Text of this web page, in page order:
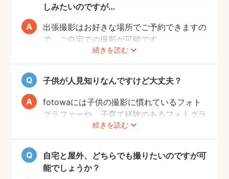
しみたいのですが…
続きを読む
出張撮影はお好きな場所でご予約できますの
で、ご自宅での撮影が可能です。
ご家族みなさんが撮りやすい場所をご指定い
ただければと思います。
子供が人見知りなんですけど大丈夫？
続きを読む
fotowaには子供の撮影に慣れているフォト
グラファーや、子育て経験のあるフォトグラ
ファーがたくさんいます！お子様のペースに
合わせて撮影をするので、人見知りのお子様
でも自然な表情を引き出してくれます。
自宅と屋外、どちらでも撮りたいのですが可
能でしょうか？